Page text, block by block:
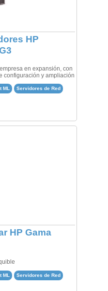
HP
en expansión, con
configuración y ampliación
ML Servidores de Red
HP Gama
ML Servidores de Red